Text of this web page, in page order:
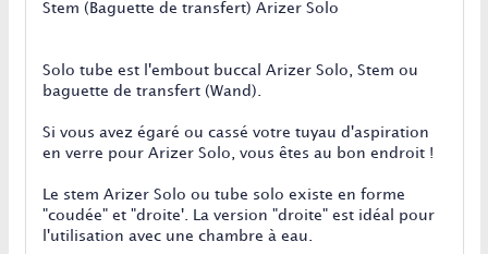
Stem (Baguette de transfert) Arizer Solo
Solo tube est l'embout buccal Arizer Solo, Stem ou
baguette de transfert (Wand).
Si vous avez égaré ou cassé votre tuyau d'aspiration
en verre pour Arizer Solo, vous êtes au bon endroit !
Le stem Arizer Solo ou tube solo existe en forme
"coudée" et "droite'. La version "droite" est idéal pour
l'utilisation avec une chambre à eau.